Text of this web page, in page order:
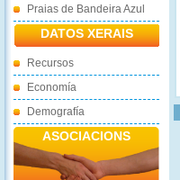
Praias de Bandeira Azul
DATOS XERAIS
Recursos
Economía
Demografía
ASOCIACIONS